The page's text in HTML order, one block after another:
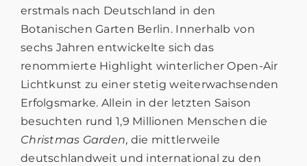
erstmals nach Deutschland in den
Botanischen Garten Berlin. Innerhalb von
sechs Jahren entwickelte sich das
renommierte Highlight winterlicher Open-Air
Lichtkunst zu einer stetig weiterwachsenden
Erfolgsmarke. Allein in der letzten Saison
besuchten rund 1,9 Millionen Menschen die
Christmas Garden, die mittlerweile
deutschlandweit und international zu den